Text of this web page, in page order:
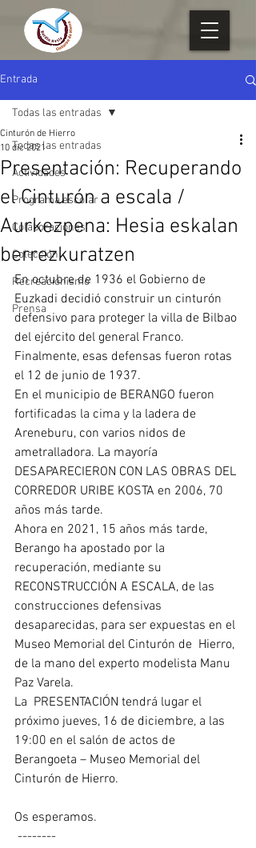
Entrada
Todas las entradas
Actividades
Programa escolar
Colaboraciones
Colección
Recreacionismo
Prensa
Todas las entradas
Presentación: Recuperando
el Cinturón a escala /
Aurkezpena: Hesia eskalan
berrezkuratzen
Cinturón de Hierro
10 dic 2021
En octubre de 1936 el Gobierno de
Euzkadi decidió construir un cinturón
defensivo para proteger la villa de Bilbao
del ejército del general Franco.
Finalmente, esas defensas fueron rotas
el 12 de junio de 1937.
En el municipio de BERANGO fueron
fortificadas la cima y la ladera de
Areneburu, con varios nidos de
ametralladora. La mayoría
DESAPARECIERON CON LAS OBRAS DEL
CORREDOR URIBE KOSTA en 2006, 70
años más tarde.
Ahora en 2021, 15 años más tarde,
Berango ha apostado por la
recuperación, mediante su
RECONSTRUCCIÓN A ESCALA, de las
construcciones defensivas
desaparecidas, para ser expuestas en el
Museo Memorial del Cinturón de  Hierro,
de la mano del experto modelista Manu
Paz Varela.
La  PRESENTACIÓN tendrá lugar el
próximo jueves, 16 de diciembre, a las
19:00 en el salón de actos de
Berangoeta – Museo Memorial del
Cinturón de Hierro.
Os esperamos.
--------